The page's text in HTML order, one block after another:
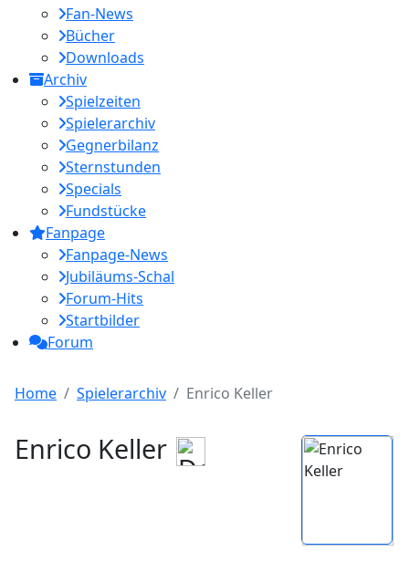
Fan-News
Bücher
Downloads
Archiv
Spielzeiten
Spielerarchiv
Gegnerbilanz
Sternstunden
Specials
Fundstücke
Fanpage
Fanpage-News
Jubiläums-Schal
Forum-Hits
Startbilder
Forum
Home Spielerarchiv Enrico Keller
Enrico Keller